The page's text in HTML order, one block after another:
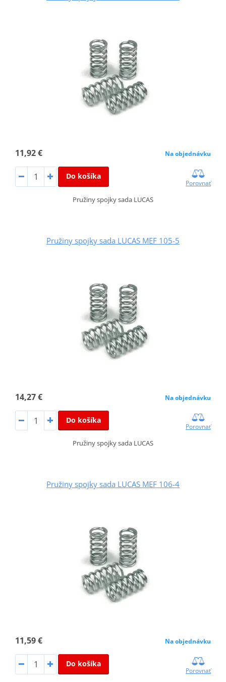
11,92 € Na objednávku
Do košíka
Porovnať
Pružiny spojky sada LUCAS
Pružiny spojky sada LUCAS MEF 105-5
14,27 € Na objednávku
Do košíka
Porovnať
Pružiny spojky sada LUCAS
Pružiny spojky sada LUCAS MEF 106-4
11,59 € Na objednávku
Do košíka
Porovnať